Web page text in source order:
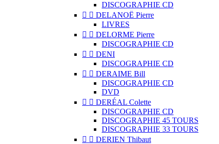
DISCOGRAPHIE CD
  DELANOË Pierre
LIVRES
  DELORME Pierre
DISCOGRAPHIE CD
  DENI
DISCOGRAPHIE CD
  DERAIME Bill
DISCOGRAPHIE CD
DVD
  DERÉAL Colette
DISCOGRAPHIE CD
DISCOGRAPHIE 45 TOURS
DISCOGRAPHIE 33 TOURS
  DERIEN Thibaut